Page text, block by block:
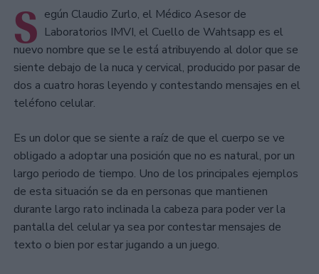
S egún Claudio Zurlo, el Médico Asesor de
Laboratorios IMVI, el Cuello de Wahtsapp es el
nuevo nombre que se le está atribuyendo al dolor que se
siente debajo de la nuca y cervical, producido por pasar de
dos a cuatro horas leyendo y contestando mensajes en el
teléfono celular.
Es un dolor que se siente a raíz de que el cuerpo se ve
obligado a adoptar una posición que no es natural, por un
largo periodo de tiempo. Uno de los principales ejemplos
de esta situación se da en personas que mantienen
durante largo rato inclinada la cabeza para poder ver la
pantalla del celular ya sea por contestar mensajes de
texto o bien por estar jugando a un juego.